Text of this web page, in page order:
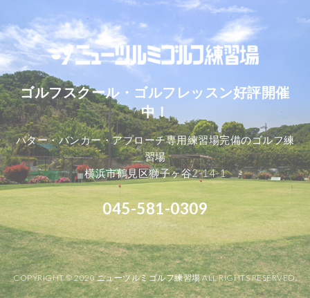
ゴルフスクール・ゴルフレッスン好評開催
中！
パター・バンカー・アプローチ専用練習場完備のゴルフ練
習場
横浜市鶴見区獅子ヶ谷2-14-1
045-581-0309
COPYRIGHT © 2020 ニューツルミゴルフ練習場 ALL RIGHTS RESERVED.